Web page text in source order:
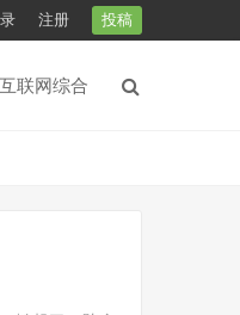
注册 投稿
互联网综合